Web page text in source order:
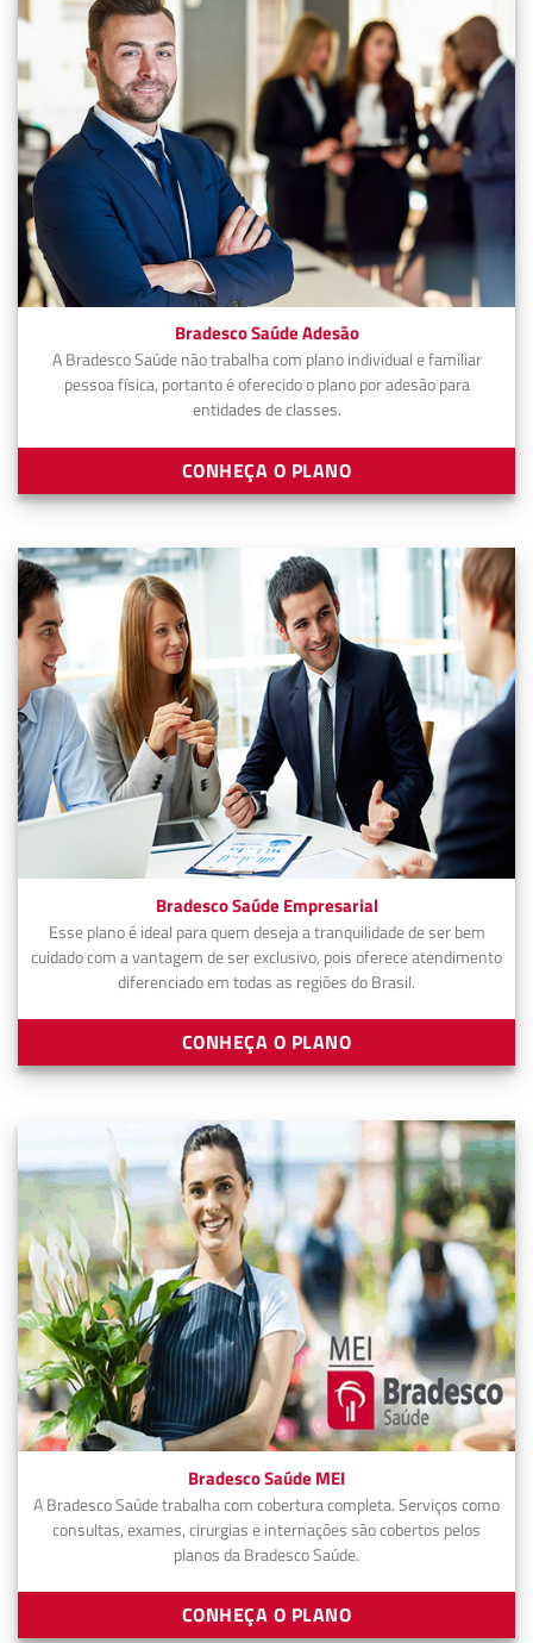
Bradesco Saúde Adesão
A Bradesco Saúde não trabalha com plano individual e familiar
pessoa física, portanto é oferecido o plano por adesão para
entidades de classes.
CONHEÇA O PLANO
Bradesco Saúde Empresarial
Esse plano é ideal para quem deseja a tranquilidade de ser bem
cuidado com a vantagem de ser exclusivo, pois oferece atendimento
diferenciado em todas as regiões do Brasil.
CONHEÇA O PLANO
Bradesco Saúde MEI
A Bradesco Saúde trabalha com cobertura completa. Serviços como
consultas, exames, cirurgias e internações são cobertos pelos
planos da Bradesco Saúde.
CONHEÇA O PLANO